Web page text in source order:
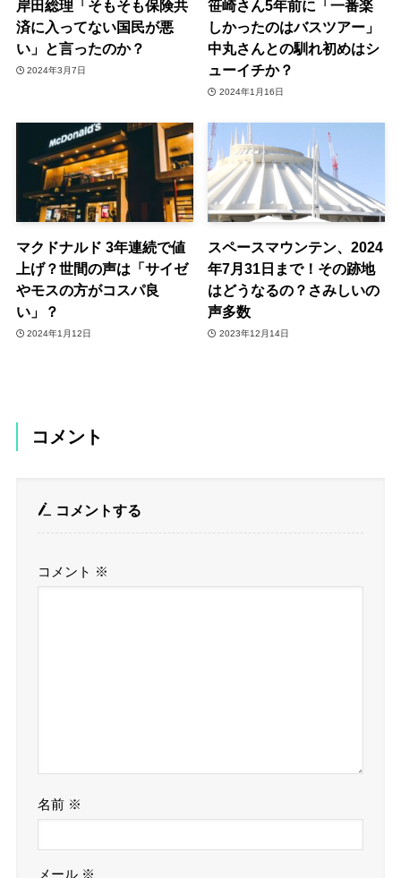
岸田総理「そもそも保険共
済に入ってない国民が悪
い」と言ったのか？
2024年3月7日
笹崎さん5年前に「一番楽
しかったのはバスツアー」
中丸さんとの馴れ初めはシ
ューイチか？
2024年1月16日
マクドナルド 3年連続で値
上げ？世間の声は「サイゼ
やモスの方がコスパ良
い」？
2024年1月12日
スペースマウンテン、2024
年7月31日まで！その跡地
はどうなるの？さみしいの
声多数
2023年12月14日
コメント
コメントする
コメント ※
名前 ※
メール ※